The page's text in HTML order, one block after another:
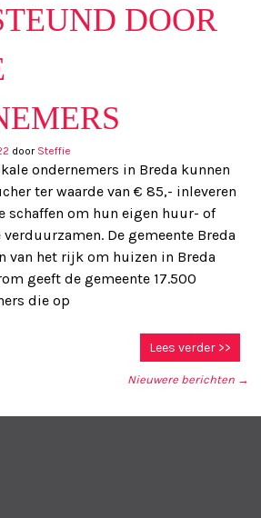
DOOR
door Steffie
ondernemers in Breda kunnen
ter waarde van € 85,- inleveren
schaffen om hun eigen huur- of
De gemeente Breda
van het rijk om huizen in Breda
geeft de gemeente 17.500
die op
Lees verder >>
NAVIGATIE
Nieuwere berichten →